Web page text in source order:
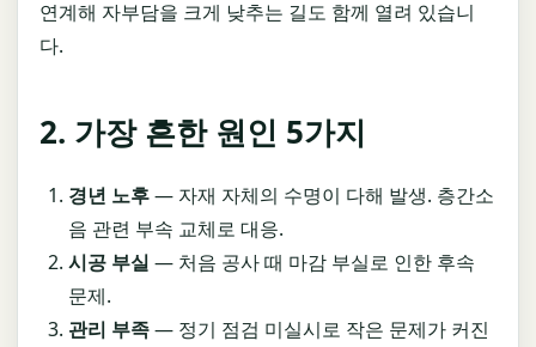
연계해 자부담을 크게 낮추는 길도 함께 열려 있습니
다.
2. 가장 흔한 원인 5가지
경년 노후— 자재 자체의 수명이 다해 발생. 층간소
음 관련 부속 교체로 대응.
시공 부실 — 처음 공사 때 마감 부실로 인한 후속
문제.
관리 부족— 정기 점검 미실시로 작은 문제가 커진